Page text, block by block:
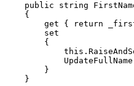
public string
    {
get { return
        set
        {
        }
    }